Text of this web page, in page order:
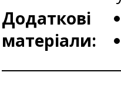
Додаткові
матеріали: